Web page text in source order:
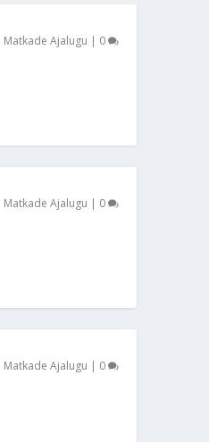
Matkade Ajalugu | 0
Matkade Ajalugu | 0
Matkade Ajalugu | 0